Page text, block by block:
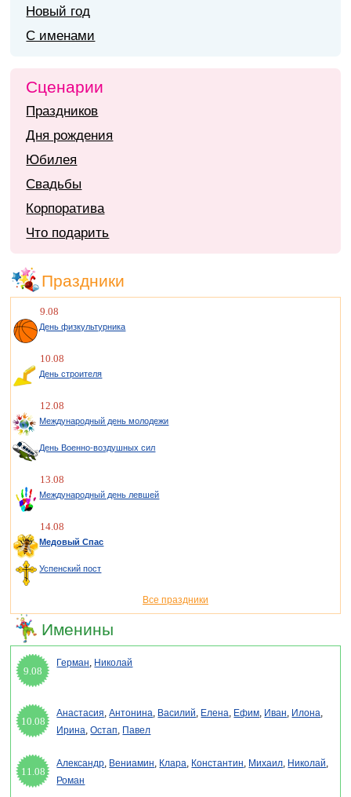
Новый год
С именами
Сценарии
Праздников
Дня рождения
Юбилея
Свадьбы
Корпоратива
Что подарить
Праздники
9.08
День физкультурника
10.08
День строителя
12.08
Международный день молодежи
День Военно-воздушных сил
13.08
Международный день левшей
14.08
Медовый Спас
Успенский пост
Все праздники
Именины
9.08
Герман, Николай
10.08
Анастасия,Антонина, Василий, Елена, Ефим, Иван, Илона,
Ирина,Остап, Павел
11.08
Александр, Вениамин, Клара, Константин, Михаил, Николай,
Роман